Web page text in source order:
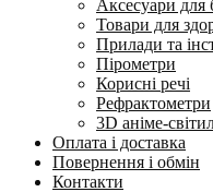
Аксесуари для
Товари для
Прилади та
Пірометри
Корисні речі
Рефрактометри
3D аніме-
Оплата і доставка
Повернення і обмін
Контакти